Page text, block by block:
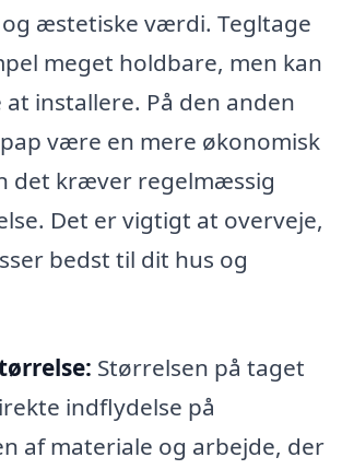
æstetiske værdi. Tegltage
meget holdbare, men kan
installere. På den anden
være en mere økonomisk
det kræver regelmæssig
Det er vigtigt at overveje,
bedst til dit hus og
Størrelsen på taget
indflydelse på
af materiale og arbejde, der